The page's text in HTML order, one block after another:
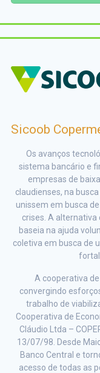
Sicoob
Os avanços
sistema bancário e
empresas de
claudienses, na
unissem em busca
crises. A
baseia na ajuda
coletiva em busca de
A cooperativa
convergindo
trabalho de
Cooperativa de
Cláudio Ltda –
13/07/98. Desde
Banco Central e
acesso de todas as